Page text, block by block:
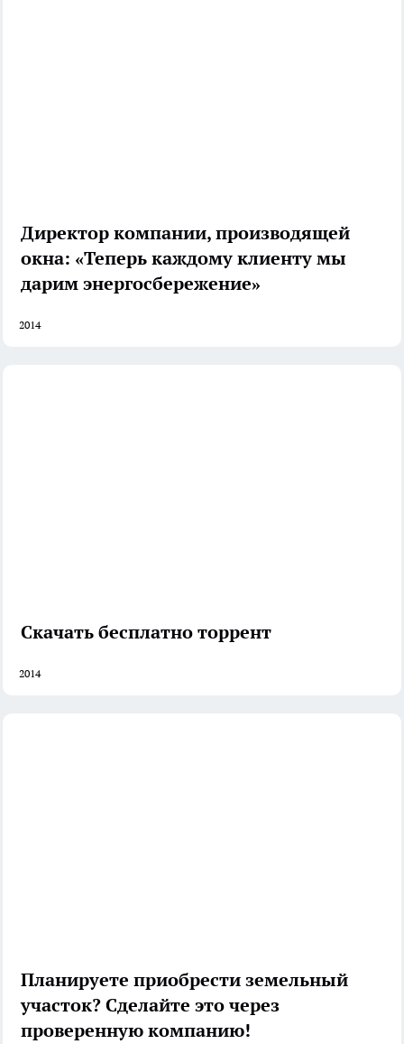
Директор компании, производящей
окна: «Теперь каждому клиенту мы
дарим энергосбережение»
2014
Скачать бесплатно торрент
2014
Планируете приобрести земельный
участок? Сделайте это через
проверенную компанию!